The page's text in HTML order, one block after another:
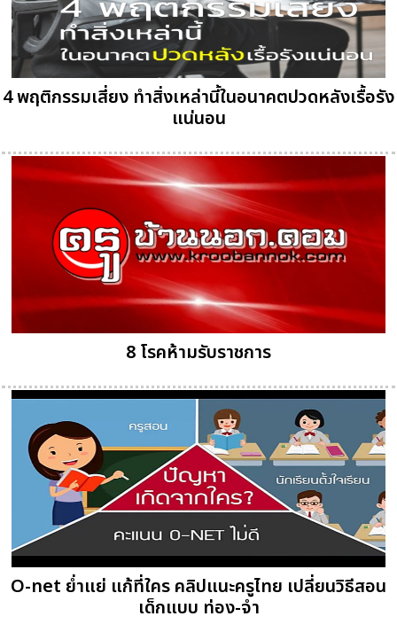
4 พฤติกรรมเสี่ยง ทำสิ่งเหล่านี้ในอนาคตปวดหลังเรื้อรัง
แน่นอน
8 โรคห้ามรับราชการ
O-net ย่ำแย่ แก้ที่ใคร คลิปแนะครูไทย เปลี่ยนวิธีสอน
เด็กแบบ ท่อง-จำ